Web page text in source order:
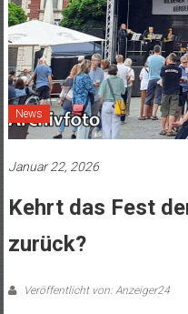
News
Januar 22, 2026
Kehrt das Fest
zurück?
Veröffentlicht von: Anzeiger24